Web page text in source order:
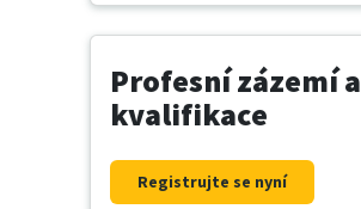
Profesní zázemí a
kvalifikace
Registrujte se nyní